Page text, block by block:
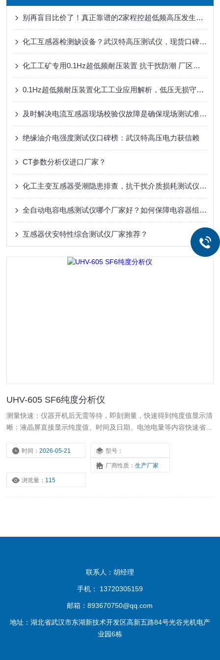
别再盲目比价了！真正靠谱的2家程控超低频高压发生器生产厂家在这！
化工互感器检测缺设备？武汉特高压测试仪，现货口碑赢 200 + 企业信赖
化工工矿专用0.1Hz超低频耐压装置 抗干扰防潮 厂区电缆年检专用
0.1Hz超低频耐压装置化工工业应用解析，低压无损守护化工电缆安全
及时解决电流互感器现场校验仪故障是确保现场测试准确高效的前提
绝缘油介电强度测试仪口碑榜：武汉特高压电力获信赖
CT参数分析仪进口厂家？
化工主变互感器受潮隐患排查，抗干扰介质损耗测试仪适配腐蚀厂区
全自动电容电感测试仪哪个厂家好？如何保障电容器组与电抗器的核心参数准确
互感器伏安特性综合测试仪厂家推荐？
UHV-605 SF6纯度分析仪
测量快速：仪器开机后无需等待，即刻测量，快速得到纯度值显示清
晰：液晶屏直接显示纯度值、时间及日期、电池电量等内容快速省
时间：2026-05-21 型号：
厂商性质： 生产厂家
浏览量： 115
联系人：胡经理
手机： 13720305159
邮箱：893670750@qq.com
地址：湖北省武汉市东湖新技术开发区高新五路84号光谷光机电产
业园6栋